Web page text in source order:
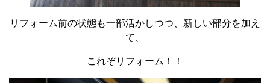
リフォーム前の状態も一部活かしつつ、新しい部分を加え
て、
これぞリフォーム！！